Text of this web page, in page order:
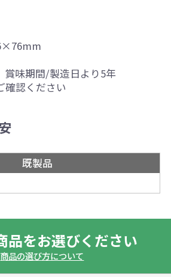
賞味期間/製造日より5年
確認ください
既製品
品をお選びください
商品の選び方について